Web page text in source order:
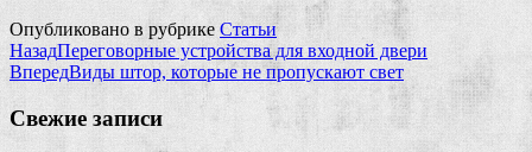
Опубликовано в рубрике Статьи
НазадПереговорные устройства для входной двери
ВпередВиды штор, которые не пропускают свет
Свежие записи